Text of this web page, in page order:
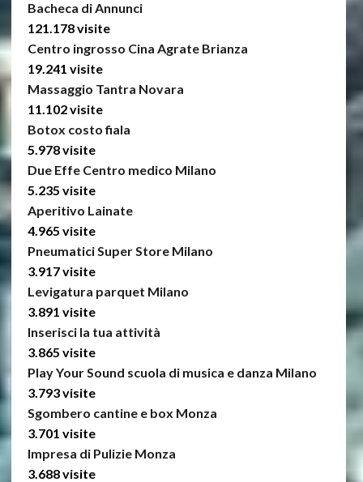
Bacheca di Annunci
121.178 visite
Centro ingrosso Cina Agrate Brianza
19.241 visite
Massaggio Tantra Novara
11.102 visite
Botox costo fiala
5.978 visite
Due Effe Centro medico Milano
5.235 visite
Aperitivo Lainate
4.965 visite
Pneumatici Super Store Milano
3.917 visite
Levigatura parquet Milano
3.891 visite
Inserisci la tua attività
3.865 visite
Play Your Sound scuola di musica e danza Milano
3.793 visite
Sgombero cantine e box Monza
3.701 visite
Impresa di Pulizie Monza
3.688 visite